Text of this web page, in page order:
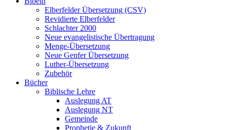
Elberfelder Übersetzung (CSV)
Revidierte Elberfelder
Schlachter 2000
Neue evangelistische Übertragung
Menge-Übersetzung
Neue Genfer Übersetzung
Luther-Übersetzung
Zubehör
Bücher
Biblische Lehre
Auslegung AT
Auslegung NT
Gemeinde
Prophetie & Zukunft